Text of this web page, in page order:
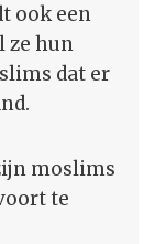
ook een
ze hun
dat er
moslims
te